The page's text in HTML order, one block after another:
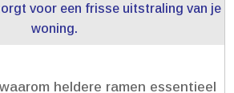
voor een frisse uitstraling van je
woning.​
heldere ramen essentieel